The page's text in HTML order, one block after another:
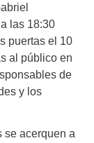
las 18:30
puertas el 10
al público en
de
y los
se acerquen a